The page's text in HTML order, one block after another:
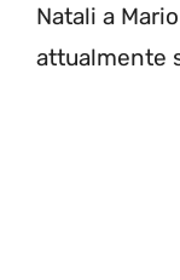
Natali a
attualmente